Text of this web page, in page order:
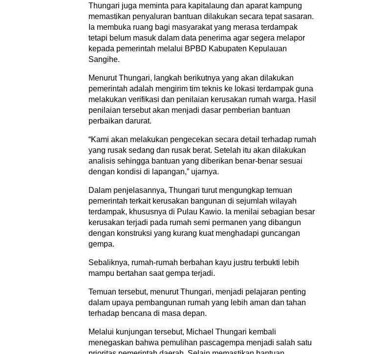
Thungari juga meminta para kapitalaung dan aparat kampung
memastikan penyaluran bantuan dilakukan secara tepat sasaran.
Ia membuka ruang bagi masyarakat yang merasa terdampak
tetapi belum masuk dalam data penerima agar segera melapor
kepada pemerintah melalui BPBD Kabupaten Kepulauan
Sangihe.
Menurut Thungari, langkah berikutnya yang akan dilakukan
pemerintah adalah mengirim tim teknis ke lokasi terdampak guna
melakukan verifikasi dan penilaian kerusakan rumah warga. Hasil
penilaian tersebut akan menjadi dasar pemberian bantuan
perbaikan darurat.
“Kami akan melakukan pengecekan secara detail terhadap rumah
yang rusak sedang dan rusak berat. Setelah itu akan dilakukan
analisis sehingga bantuan yang diberikan benar-benar sesuai
dengan kondisi di lapangan,” ujarnya.
Dalam penjelasannya, Thungari turut mengungkap temuan
pemerintah terkait kerusakan bangunan di sejumlah wilayah
terdampak, khususnya di Pulau Kawio. Ia menilai sebagian besar
kerusakan terjadi pada rumah semi permanen yang dibangun
dengan konstruksi yang kurang kuat menghadapi guncangan
gempa.
Sebaliknya, rumah-rumah berbahan kayu justru terbukti lebih
mampu bertahan saat gempa terjadi.
Temuan tersebut, menurut Thungari, menjadi pelajaran penting
dalam upaya pembangunan rumah yang lebih aman dan tahan
terhadap bencana di masa depan.
Melalui kunjungan tersebut, Michael Thungari kembali
menegaskan bahwa pemulihan pascagempa menjadi salah satu